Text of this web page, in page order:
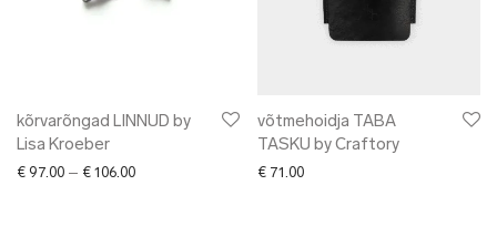
kõrvarõngad LINNUD by
Lisa Kroeber
€ 97.00 – € 106.00Price range: € 97.00 through € 106.00
võtmehoidja TABA
TASKU by Craftory
€ 71.00